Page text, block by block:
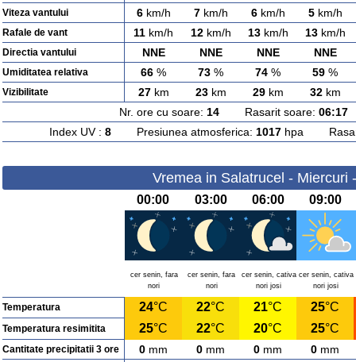
Viteza vantului 6km/h 7km/h 6km/h 5km/h
Rafale de vant 11 km/h 12km/h 13km/h 13km/h
Directia vantului NNE NNE NNE NNE
Umiditatea relativa 66 % 73 % 74 % 59 %
Vizibilitate 27km 23km 29km 32km
Nr. ore cu soare: 14Rasarit soare: 06:17
Index UV : 8Presiunea atmosferica: 1017hpa
Vremea in Salatrucel - Miercuri
00:00 03:00 06:00 09:00
cer senin, fara
nori
cer senin, fara
nori
cer senin, cativa
nori josi
cer senin, cativa
nori josi
Temperatura 24°C 22°C 21°C 25°C
Temperatura resimitita 25°C 22°C 20°C 25°C
Cantitate precipitatii 3 ore 0 mm 0 mm 0 mm 0 mm